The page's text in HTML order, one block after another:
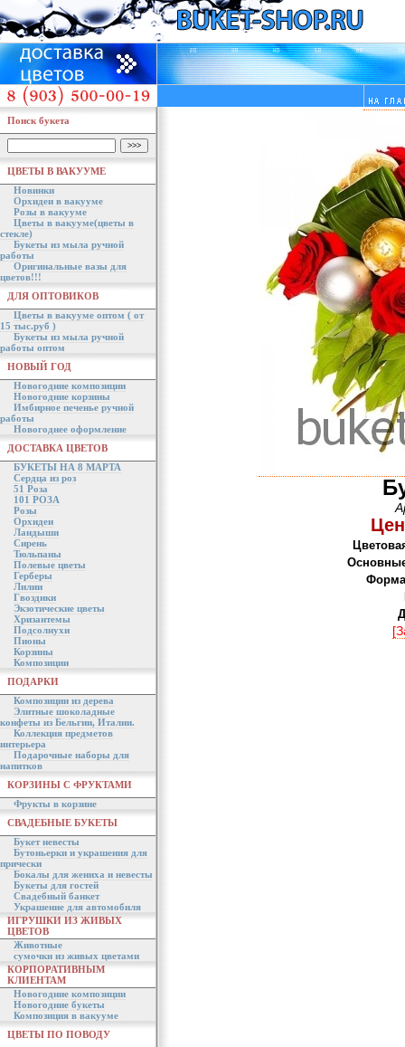
Поиск букета
ЦВЕТЫ В ВАКУУМЕ
Новинки
Орхидеи в вакууме
Розы в вакууме
Цветы в вакууме(цветы в
стекле)
Букеты из мыла ручной
работы
Оригинальные вазы для
цветов!!!
ДЛЯ ОПТОВИКОВ
Цветы в вакууме оптом ( от
15 тыс.руб )
Букеты из мыла ручной
работы оптом
НОВЫЙ ГОД
Новогодние композиции
Новогодние корзины
Имбирное печенье ручной
работы
Новогоднее оформление
ДОСТАВКА ЦВЕТОВ
БУКЕТЫ НА 8 МАРТА
Сердца из роз
51 Роза
101 РОЗА
Розы
Орхидеи
Ландыши
Сирень
Тюльпаны
Полевые цветы
Герберы
Лилии
Гвоздики
Экзотические цветы
Хризантемы
Подсолнухи
Пионы
Корзины
Композиции
ПОДАРКИ
Композиции из дерева
Элитные шоколадные
конфеты из Бельгии, Италии.
Коллекция предметов
интерьера
Подарочные наборы для
напитков
КОРЗИНЫ С ФРУКТАМИ
Фрукты в корзине
СВАДЕБНЫЕ БУКЕТЫ
Букет невесты
Бутоньерки и украшения для
прически
Бокалы для жениха и невесты
Букеты для гостей
Свадебный банкет
Украшение для автомобиля
ИГРУШКИ ИЗ ЖИВЫХ
ЦВЕТОВ
Животные
сумочки из живых цветами
КОРПОРАТИВНЫМ
КЛИЕНТАМ
Новогодние композиции
Новогодние букеты
Композиция в вакууме
ЦВЕТЫ ПО ПОВОДУ
Форма